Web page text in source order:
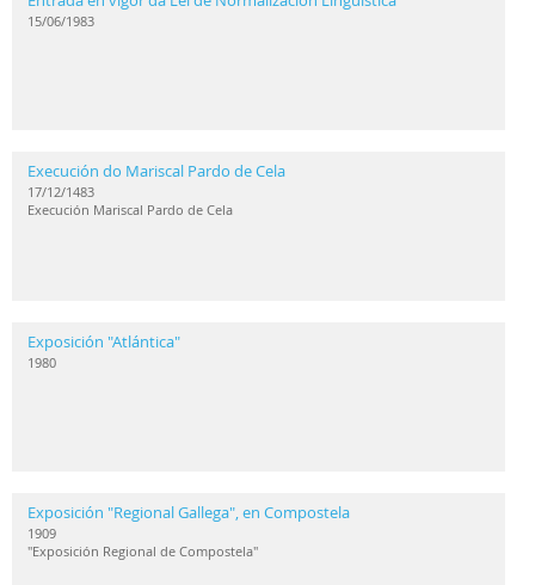
15/06/1983
Execución do Mariscal Pardo de Cela
17/12/1483
Execución Mariscal Pardo de Cela
Exposición "Atlántica"
1980
Exposición "Regional Gallega", en Compostela
1909
"Exposición Regional de Compostela"